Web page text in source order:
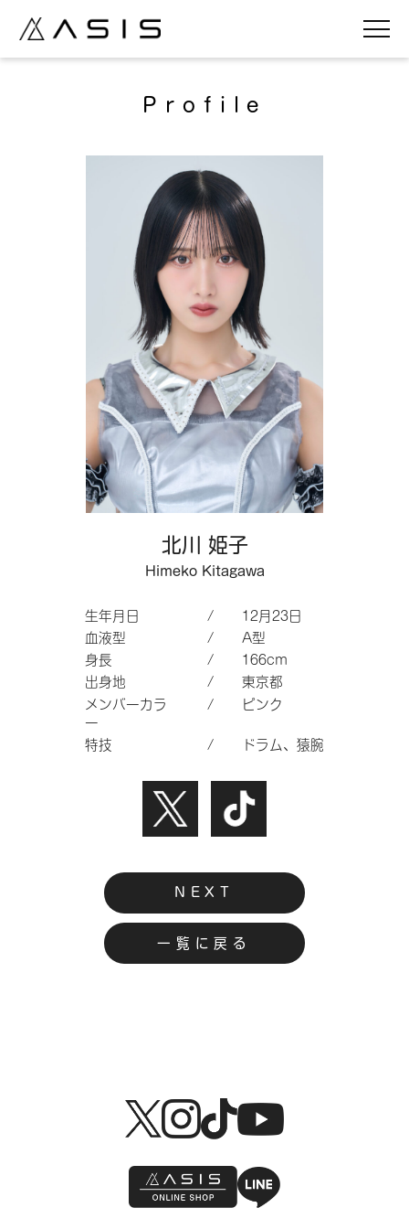
Profile
北川 姫子
Himeko Kitagawa
生年月日 /
12月23日
血液型
/
A型
身長
/
166cm
出身地
/
東京都
メンバーカラ
ー
/ ピンク
特技 / ドラム、猿腕
一覧に戻る
NEXT